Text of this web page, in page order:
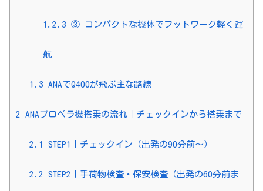
1.2.3 ③ コンパクトな機体でフットワーク軽く運
航
1.3 ANAでQ400が飛ぶ主な路線
2 ANAプロペラ機搭乗の流れ｜チェックインから搭乗まで
2.1 STEP1｜チェックイン（出発の90分前〜）
2.2 STEP2｜手荷物検査・保安検査（出発の60分前ま